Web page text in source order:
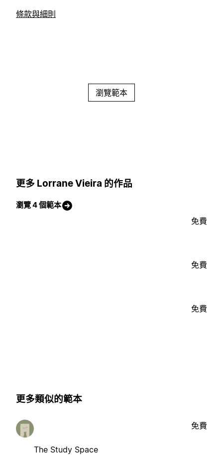
條款與細則
瀏覽範本
更多 Lorrane Vieira 的作品
瀏覽 4 個範本
免費
免費
免費
更多類似的範本
The Study Space
免費